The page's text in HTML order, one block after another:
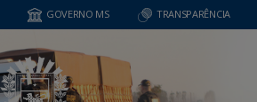
GOVERNO MS TRANSPARÊNCIA